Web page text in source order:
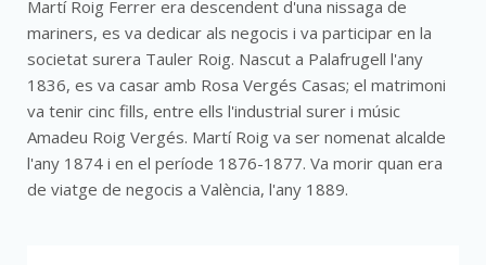
Martí Roig Ferrer era descendent d'una nissaga de
mariners, es va dedicar als negocis i va participar en la
societat surera Tauler Roig. Nascut a Palafrugell l'any
1836, es va casar amb Rosa Vergés Casas; el matrimoni
va tenir cinc fills, entre ells l'industrial surer i músic
Amadeu Roig Vergés. Martí Roig va ser nomenat alcalde
l'any 1874 i en el període 1876-1877. Va morir quan era
de viatge de negocis a València, l'any 1889.